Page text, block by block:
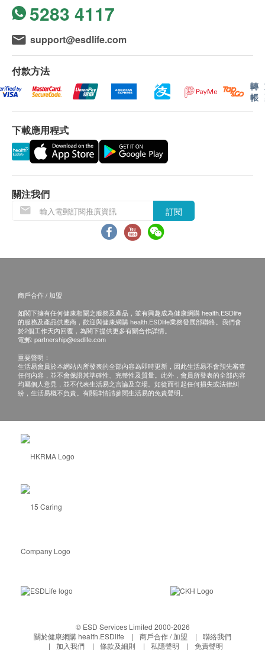
5283 4117
support@esdlife.com
付款方法
轉
帳
下載應用程式
關注我們
訂閱
商戶合作 / 加盟
如閣下擁有任何健康相關之服務及產品，並有興趣成為健康網購 health.ESDlife
的服務及產品供應商，歡迎與健康網購 health.ESDlife業務發展部聯絡。我們會
於2個工作天內回覆，為閣下提供更多有關合作詳情。
電郵: partnership@esdlife.com
重要聲明：
生活易會員於本網站內所發表的全部內容為即時更新，因此生活易不會預先審查
任何內容，並不會保證其準確性、完整性及質量。此外，會員所發表的全部內容
均屬個人意見，並不代表生活易之言論及立場。如從而引起任何損失或法律糾
紛，生活易概不負責。有關詳情請參閱生活易的免責聲明。
© ESD Services Limited 2000-2026
關於健康網購 health.ESDlife
商戶合作 / 加盟
聯絡我們
加入我們
條款及細則 私隱聲明 免責聲明